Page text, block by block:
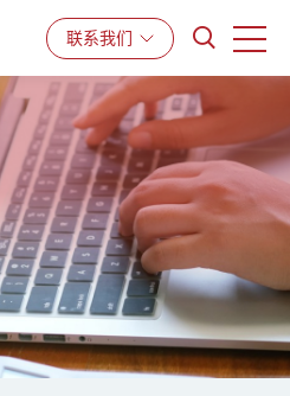
解决方案 资源中心
联系我们